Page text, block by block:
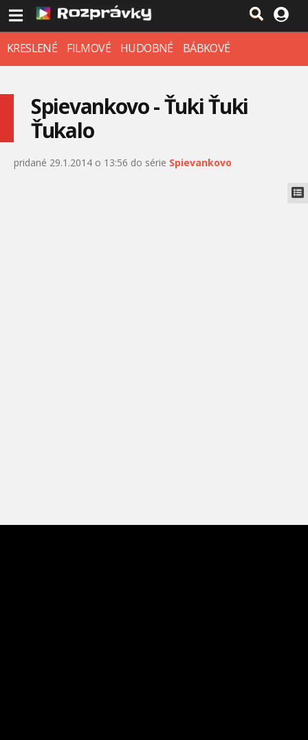
KRESLENÉ FILMOVÉ HUDOBNÉ BÁBKOVÉ
Spievankovo - Ťuki Ťuki
Ťukalo
pridané 29.1.2014 o 13:56 do série Spievankovo